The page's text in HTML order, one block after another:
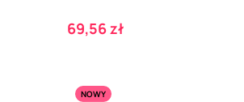
Cena
69,56 zł
NOWY